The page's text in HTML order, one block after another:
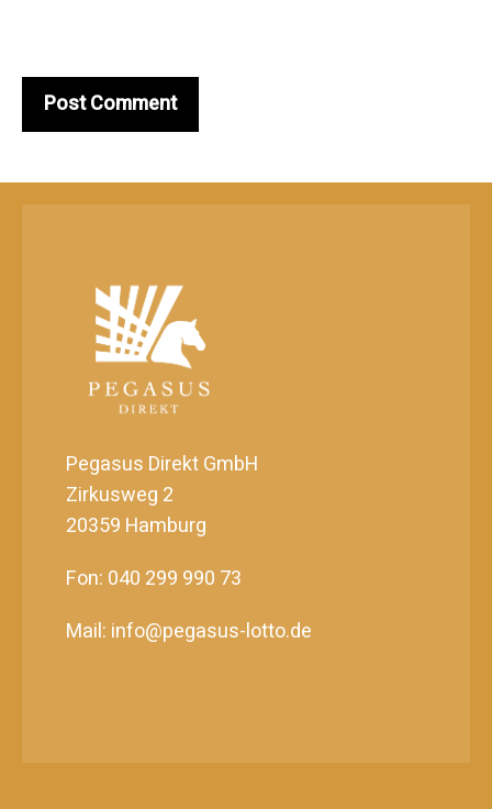
Pegasus Direkt GmbH
Zirkusweg 2
20359 Hamburg
Fon: 040 299 990 73
Mail: info@pegasus-lotto.de